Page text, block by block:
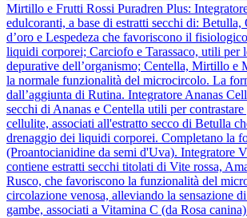
Mirtillo e Frutti Rossi Puradren Plus:
edulcoranti, a base di estratti secchi di: Betulla,
d’oro e Lespedeza che favoriscono il
liquidi corporei; Carciofo e Tarassaco, utili per
depurative dell’organismo; Centella, Mirtillo e
la normale funzionalità del microcircolo. La
dall’aggiunta di Rutina. Integratore Ananas
secchi di Ananas e Centella utili per
cellulite, associati all'estratto secco di Betulla
drenaggio dei liquidi corporei. Completano la
(Proantocianidine da semi d'Uva). Integratore
contiene estratti secchi titolati di Vite rossa,
Rusco, che favoriscono la funzionalità del
circolazione venosa, alleviando la sensazione
gambe, associati a Vitamina C (da Rosa